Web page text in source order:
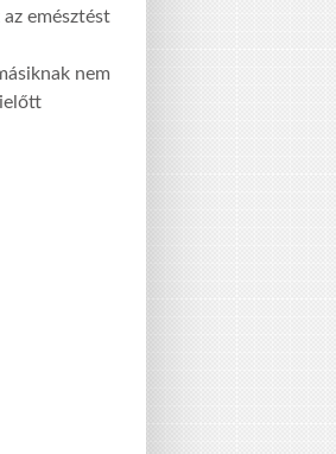
emésztést
nem